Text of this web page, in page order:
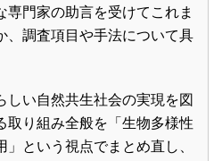
門家の助言を受けてこれま
、調査項目や手法について具
い自然共生社会の実現を図
取り組み全般を「生物多様性
という視点でまとめ直し、